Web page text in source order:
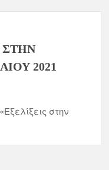
ΣΤΗΝ
2021
στην